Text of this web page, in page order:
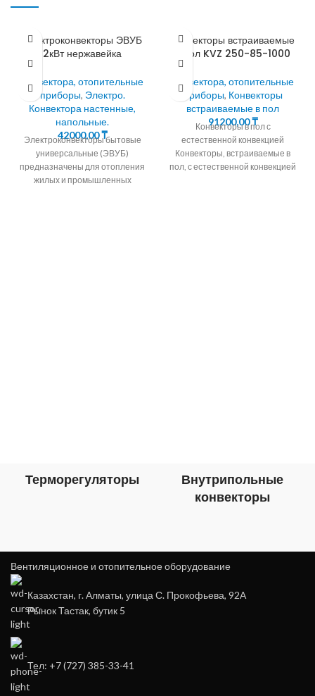
Электроконвекторы ЭВУБ
2кВт нержавейка
Конвектора, отопительные
приборы, Электро.
Конвектора настенные,
напольные.
42000,00₸
Электроконвекторы бытовые
универсальные (ЭВУБ)
предназначены для отопления
жилых и промышленных
Конвекторы встраиваемые
в пол KVZ 250-85-1000
Конвектора, отопительные
приборы, Конвекторы
встраиваемые в пол
91200,00₸
Конвекторы в пол с
естественной конвекцией
Конвекторы, встраиваемые в
пол, с естественной конвекцией
Терморегуляторы
Внутрипольные
конвекторы
Вентиляционное и отопительное оборудование
Казахстан, г. Алматы, улица С. Прокофьева, 92А
Рынок Тастак, бутик 5
Тел: +7 (727) 385-33-41